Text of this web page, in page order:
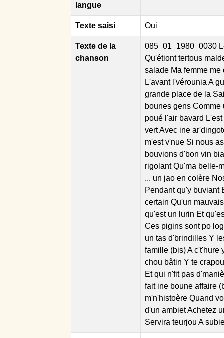
langue
Texte saisi Oui
Texte de la
chanson
085_01_1980_0030
Qu'étiont tertous
salade Ma femme
L'avant l'vérounia A
grande place de la
bounes gens
poué l'air bavard
vert Avec ine
m'est v'nue Si nous
bouvions d'bon vin
rigolant Qu'ma belle-
... un jao en colère
Pendant qu'y buviant
certain Qu'un
qu'est un lurin Et
Ces pigins sont po
un tas d'brindilles Y
famille (bis) A c't'hure
chou bâtin Y te
Et qui n'fit pas
fait ine boune affaire
m'n'histoère Quand
d'un ambiet Achetez
Servira teurjou A